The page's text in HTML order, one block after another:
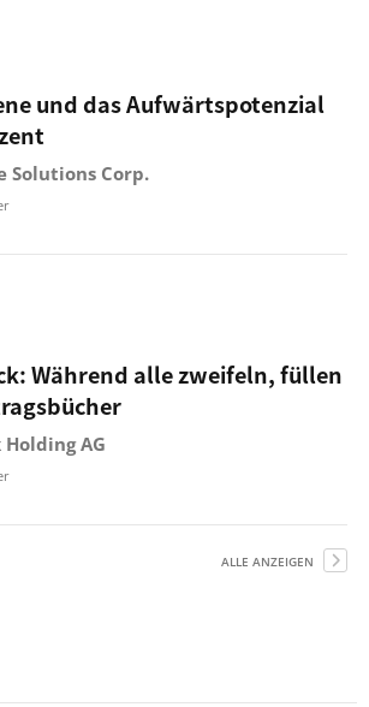
und das Aufwärtspotenzial
Solutions Corp.
Während alle zweifeln, füllen
AG
ALLE ANZEIGEN